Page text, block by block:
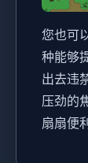
您也可
种能够
出去违
压劲的
扇扇便